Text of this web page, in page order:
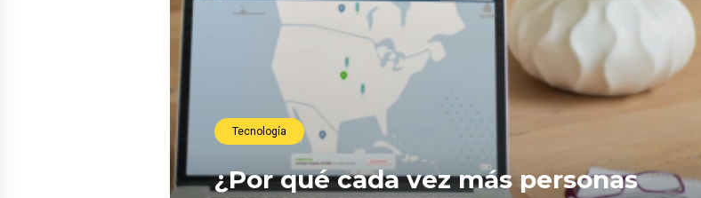
Tecnología
¿Por qué cada vez más personas